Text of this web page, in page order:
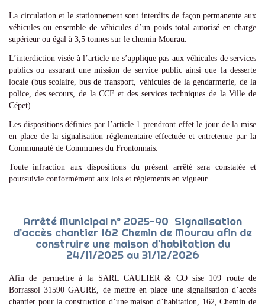
La circulation et le stationnement sont interdits de façon permanente aux
véhicules ou ensemble de véhicules d’un poids total autorisé en charge
supérieur ou égal à 3,5 tonnes sur le chemin Mourau.
L’interdiction visée à l’article ne s’applique pas aux véhicules de services
publics ou assurant une mission de service public ainsi que la desserte
locale (bus scolaire, bus de transport, véhicules de la gendarmerie, de la
police, des secours, de la CCF et des services techniques de la Ville de
Cépet).
Les dispositions définies par l’article 1 prendront effet le jour de la mise
en place de la signalisation réglementaire effectuée et entretenue par la
Communauté de Communes du Frontonnais.
Toute infraction aux dispositions du présent arrêté sera constatée et
poursuivie conformément aux lois et règlements en vigueur.
Arrêté Municipal n° 2025-90 Signalisation
d’accès chantier 162 Chemin de Mourau afin de
construire une maison d'habitation du
24/11/2025 au 31/12/2026
Afin de permettre à la SARL CAULIER & CO sise 109 route de
Borrassol 31590 GAURE, de mettre en place une signalisation d’accès
chantier pour la construction d’une maison d’habitation, 162, Chemin de